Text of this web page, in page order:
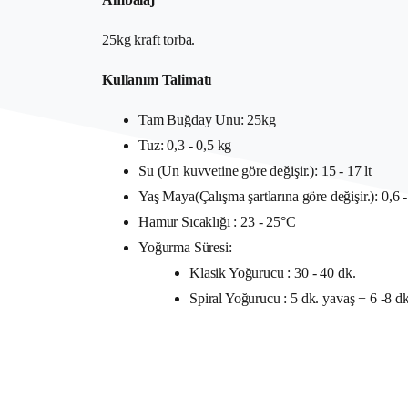
25kg kraft torba.
Kullanım Talimatı
Tam Buğday Unu: 25kg
Tuz: 0,3 - 0,5 kg
Su (Un kuvvetine göre değişir.): 15 - 17 lt
Yaş Maya(Çalışma şartlarına göre değişir.): 0,6
Hamur Sıcaklığı : 23 - 25°C
Yoğurma Süresi:
Klasik Yoğurucu : 30 - 40 dk.
Spiral Yoğurucu : 5 dk. yavaş + 6 -8